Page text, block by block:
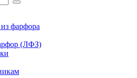
фарфора
(ЛФЗ)